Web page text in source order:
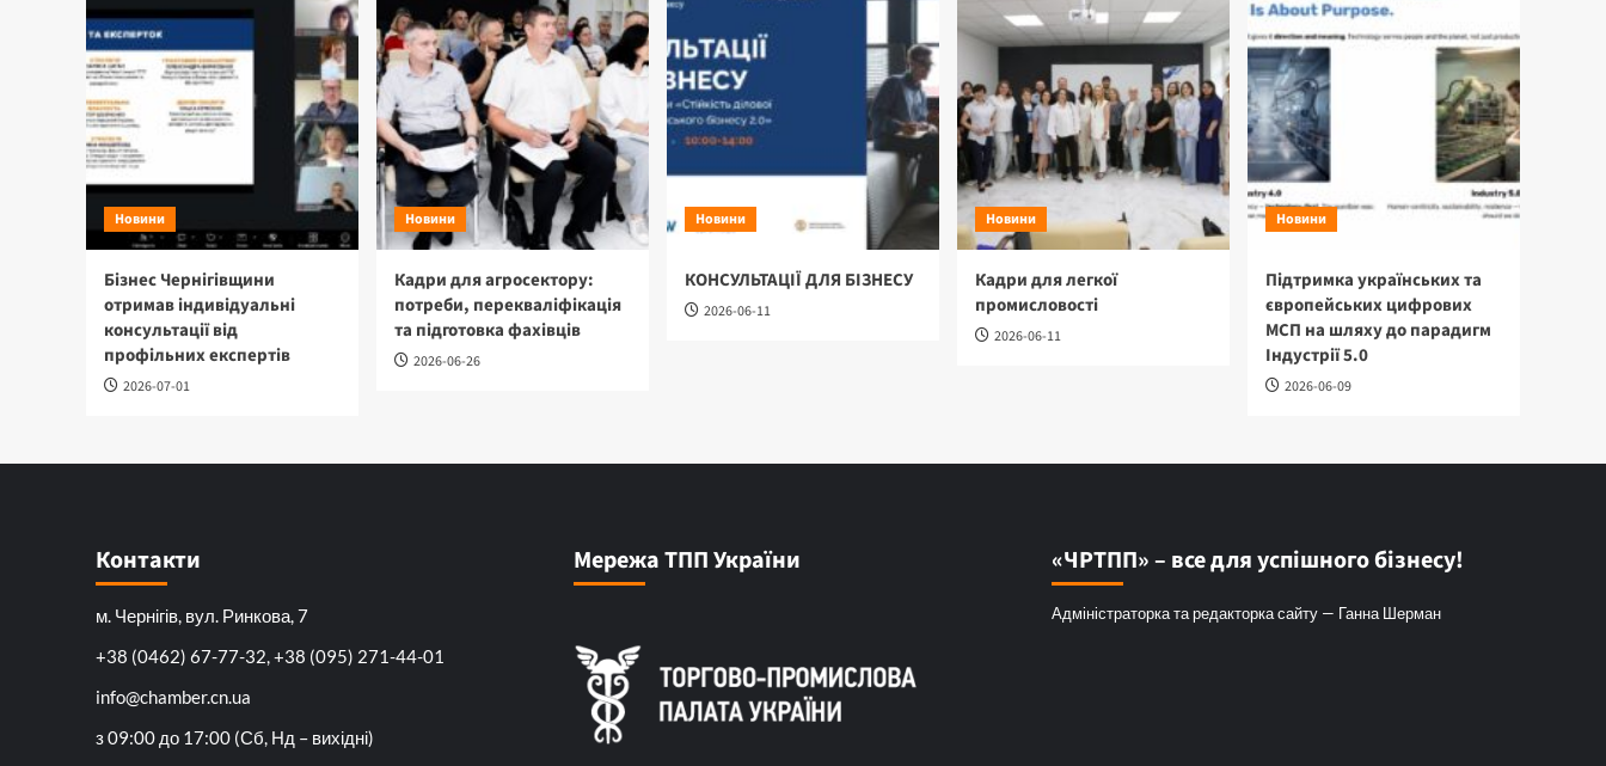
Новини
Бізнес Чернігівщини
отримав індивідуальні
консультації від
профільних експертів
2026-07-01
Новини
Кадри для агросектору:
потреби, перекваліфікація
та підготовка фахівців
2026-06-26
Новини
КОНСУЛЬТАЦІЇ ДЛЯ БІЗНЕСУ
2026-06-11
Новини
Кадри для легкої
промисловості
2026-06-11
Новини
Підтримка українських та
європейських цифрових
МСП на шляху до парадигм
Індустрії 5.0
2026-06-09
Контакти
м. Чернігів, вул. Ринкова, 7
+38 (0462) 67-77-32, +38 (095) 271-44-01
info@chamber.cn.ua
з 09:00 до 17:00 (Сб, Нд – вихідні)
Мережа ТПП України «ЧРТПП» – все для успішного бізнесу!
Адміністраторка та редакторка сайту — Ганна Шерман